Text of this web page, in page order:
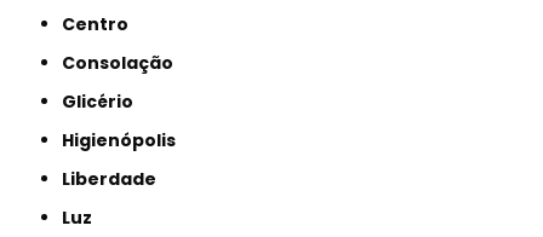
Centro
Consolação
Glicério
Higienópolis
Liberdade
Luz